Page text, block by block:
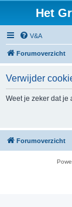
Het
V&A
Forumoverzicht
Verwijder
Weet je zeker dat je
Forumoverzicht